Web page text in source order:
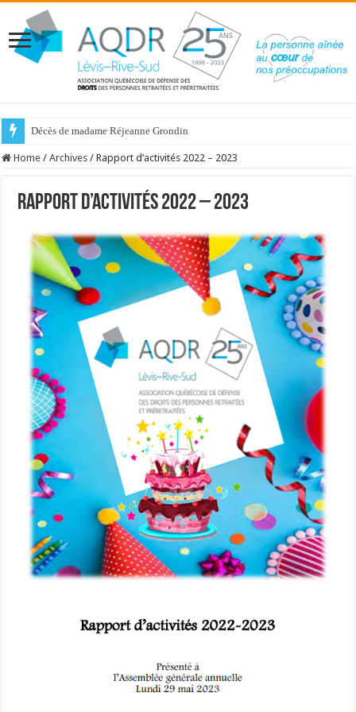
Décès de madame Réjeanne Grondin
Home / Archives / Rapport d’activités 2022 – 2023
Rapport d’activités 2022 – 2023